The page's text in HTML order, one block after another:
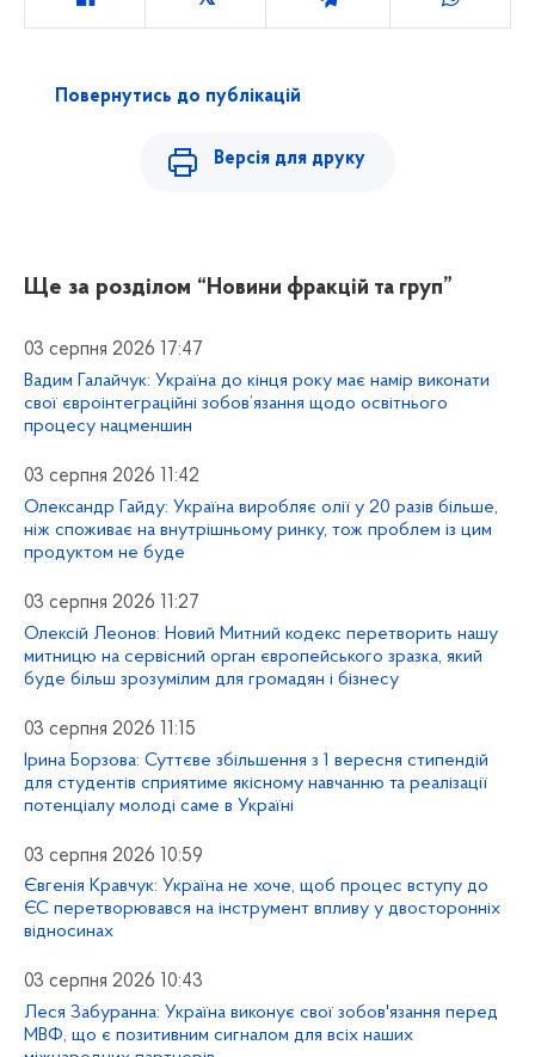
Повернутись до публікацій
Версія для друку
Ще за розділом “Новини фракцій та груп”
03 серпня 2026 17:47
Вадим Галайчук: Україна до кінця року має намір виконати
свої євроінтеграційні зобов’язання щодо освітнього
процесу нацменшин
03 серпня 2026 11:42
Олександр Гайду: Україна виробляє олії у 20 разів більше,
ніж споживає на внутрішньому ринку, тож проблем із цим
продуктом не буде
03 серпня 2026 11:27
Олексій Леонов: Новий Митний кодекс перетворить нашу
митницю на сервісний орган європейського зразка, який
буде більш зрозумілим для громадян і бізнесу
03 серпня 2026 11:15
Ірина Борзова: Суттєве збільшення з 1 вересня стипендій
для студентів сприятиме якісному навчанню та реалізації
потенціалу молоді саме в Україні
03 серпня 2026 10:59
Євгенія Кравчук: Україна не хоче, щоб процес вступу до
ЄС перетворювався на інструмент впливу у двосторонніх
відносинах
03 серпня 2026 10:43
Леся Забуранна: Україна виконує свої зобов'язання перед
МВФ, що є позитивним сигналом для всіх наших